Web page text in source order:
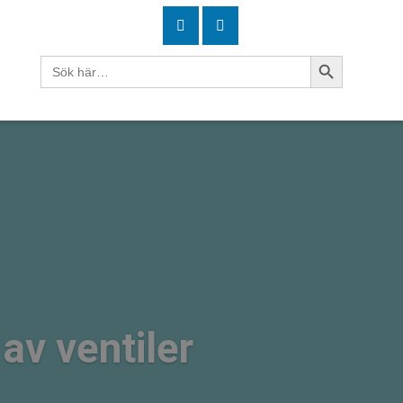
Sök
efter:
Sökknapp
ventiler